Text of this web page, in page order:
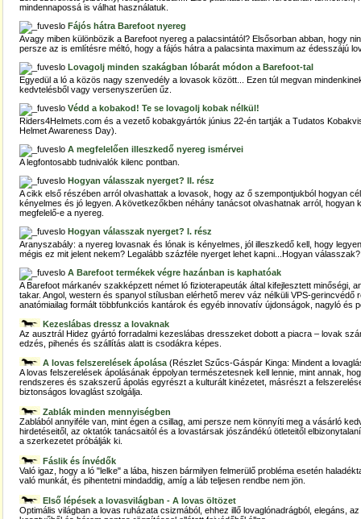
mindennapossá is válhat használatuk.
Fájós hátra Barefoot nyereg
Avagy miben különbözik a Barefoot nyereg a palacsintától? Elsősorban abban, hogy
persze az is említésre méltó, hogy a fájós hátra a palacsinta maximum az édesszájú
Lovagolj minden szakágban lóbarát módon a Barefoot-tal
Egyedül a ló a közös nagy szenvedély a lovasok között... Ezen túl megvan
kedvtelésből vagy versenyszerűen űz.
Védd a kobakod! Te se lovagolj kobak nélkül!
Riders4Helmets.com és a vezető kobakgyártók június 22-én tartják a Tudatos
Helmet Awareness Day).
A megfelelően illeszkedő nyereg ismérvei
A legfontosabb tudnivalók kilenc pontban.
Hogyan válasszak nyerget? II. rész
A cikk első részében arról olvashattak a lovasok, hogy az ő szempontjukból hogyan
kényelmes és jó legyen. A következőkben néhány tanácsot olvashatnak arról, hogyan
megfelelő-e a nyereg.
Hogyan válasszak nyerget? I. rész
Aranyszabály: a nyereg lovasnak és lónak is kényelmes, jól illeszkedő kell, hogy
mégis ez mit jelent nekem? Legalább százféle nyerget lehet kapni...Hogyan válasszak?
A Barefoot termékek végre hazánban is kaphatóak
A Barefoot márkanév szakképzett német ló fizioterapeuták által kifejlesztett minőségi,
takar. Angol, western és spanyol stílusban elérhető merev váz nélküli VPS-gerincvédő
anatómiailag formált többfunkciós kantárok és egyéb innovatív újdonságok, nagyló és
Kezeslábas dressz a lovaknak
Az ausztrál Hidez gyártó forradalmi kezeslábas dresszeket dobott a piacra – lovak
edzés, pihenés és szállítás alatt is csodákra képes.
A lovas felszerelések ápolása (Részlet Szűcs-Gáspár Kinga: Mindent a
A lovas felszerelések ápolásának éppolyan természetesnek kell lennie, mint annak,
rendszeres és szakszerű ápolás egyrészt a kulturált kinézetet, másrészt a
biztonságos lovaglást szolgálja.
Zablák minden mennyiségben
Zablából annyiféle van, mint égen a csillag, ami persze nem könnyíti meg a vásárló
hirdetéseitől, az oktatók tanácsaitól és a lovastársak jószándékú ötleteitől
a szerkezetet próbálják ki.
Fáslik és ínvédők
Való igaz, hogy a ló "lelke" a lába, hiszen bármilyen felmerülő probléma esetén
való munkát, és pihentetni mindaddig, amíg a láb teljesen rendbe nem jön.
Első lépések a lovasvilágban - A lovas öltözet
Optimális világban a lovas ruházata csizmából, ehhez illő lovaglónadrágból, elegáns,